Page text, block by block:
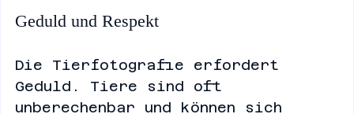
Die Tierfotografie erfordert